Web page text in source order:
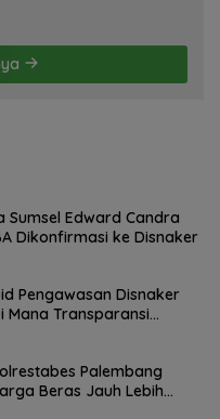
Sumsel Edward Candra
Dikonfirmasi ke Disnaker
Pengawasan Disnaker
Mana Transparansi
Palembang
Beras Jauh Lebih